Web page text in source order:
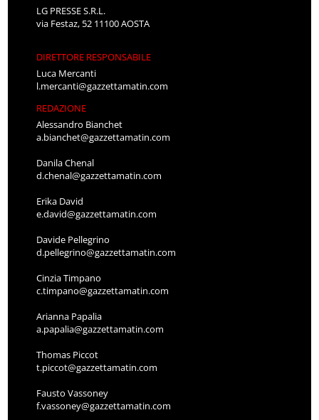
LG PRESSE S.R.L.
via Festaz, 52 11100 AOSTA
DIRETTORE RESPONSABILE
Luca Mercanti
l.mercanti@gazzettamatin.com
REDAZIONE
Alessandro Bianchet
a.bianchet@gazzettamatin.com
Danila Chenal
d.chenal@gazzettamatin.com
Erika David
e.david@gazzettamatin.com
Davide Pellegrino
d.pellegrino@gazzettamatin.com
Cinzia Timpano
c.timpano@gazzettamatin.com
Arianna Papalia
a.papalia@gazzettamatin.com
Thomas Piccot
t.piccot@gazzettamatin.com
Fausto Vassoney
f.vassoney@gazzettamatin.com